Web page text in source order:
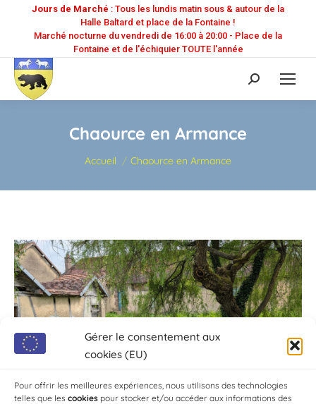
Gérer le consentement aux
cookies (EU)
Pour offrir les meilleures expériences, nous utilisons des technologies
telles que les cookies pour stocker et/ou accéder aux informations des
Jours de Marché : Tous les lundis matin sous & autour de la
Halle Baltard et place de la Fontaine !
Marché nocturne du vendredi de 16:00 à 20:00 - Place de la
Fontaine et de l'échiquier TOUTE l'année
Recherche
:
Chaource en Armance
Vous êtes ici :
Accueil Chaource en Armance